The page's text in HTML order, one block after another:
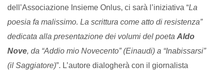
dell’Associazione Insieme Onlus, ci sarà l’iniziativa “La
poesia fa malissimo. La scrittura come atto di resistenza”
dedicata alla presentazione dei volumi del poeta Aldo
Nove, da “Addio mio Novecento” (Einaudi) a “Inabissarsi”
(il Saggiatore)”. L’autore dialogherà con il giornalista